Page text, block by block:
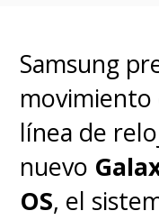
Samsung
movimiento
línea de
nuevo
OS, el